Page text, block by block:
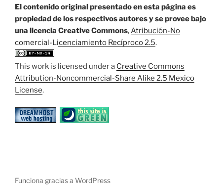
El contenido original presentado en esta página es
propiedad de los respectivos autores y se provee bajo
una licencia Creative Commons,Atribución-No
comercial-Licenciamiento Recíproco 2.5.
This work is licensed under a Creative Commons
Attribution-Noncommercial-Share Alike 2.5 Mexico
License.
Funciona gracias a WordPress